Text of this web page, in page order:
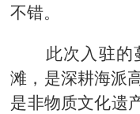
不错。
此次入驻的
滩，是深耕海派
是非物质文化遗